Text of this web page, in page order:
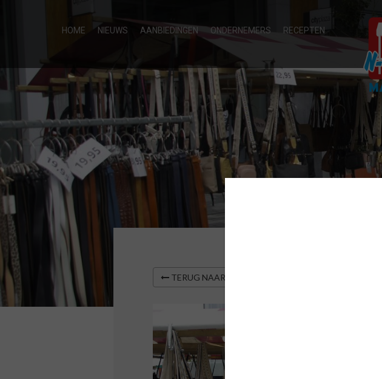
HOME NIEUWS AANBIEDINGEN ONDERNEMERS RECEPTEN
TERUG NAAR OVERZICHT